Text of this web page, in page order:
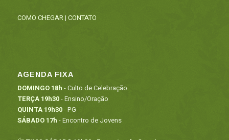
COMO CHEGAR| CONTATO
AGENDA FIXA
DOMINGO 18h - Culto de Celebração
TERÇA 19h30- Ensino/Oração
QUINTA 19h30- PG
SÁBADO 17h - Encontro de Jovens